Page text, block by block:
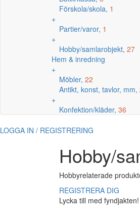
Förskola/skola, 1
+
Partier/varor, 1
+
Hobby/samlarobjekt, 27
Hem & inredning
+
Möbler, 22
Antikt, konst, tavlor, mm,
+
Konfektion/kläder, 36
LOGGA IN / REGISTRERING
Hobby/
Hobbyrelaterade
REGISTRERA DIG
Lycka till med fyndjakten!